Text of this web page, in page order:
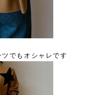
でもオシャレです